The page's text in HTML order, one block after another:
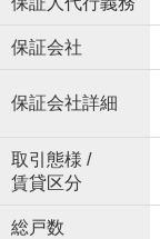
保証会社
保証会社詳細
取引態様 /
賃貸区分
総戸数